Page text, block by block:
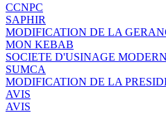
CCNPC
SAPHIR
MODIFICATION DE LA
MON KEBAB
SOCIETE D'USINAGE
SUMCA
MODIFICATION DE LA
AVIS
AVIS